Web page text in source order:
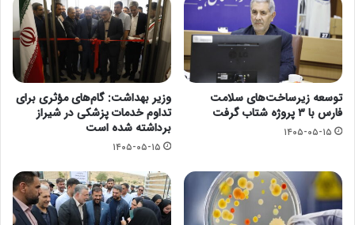
توسعه زیرساخت‌های سلامت
فارس با ۳ پروژه شتاب گرفت
۱۴۰۵-۰۵-۱۵
وزیر بهداشت: گام‌های مؤثری برای
تداوم خدمات پزشکی در شیراز
برداشته شده است
۱۴۰۵-۰۵-۱۵